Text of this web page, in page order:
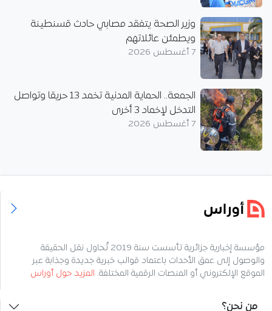
وزير الصحة يتفقد مصابي حادث قسنطينة
ويطمئن عائلاتهم
7 أغسطس 2026
الجمعة.. الحماية المدنية تخمد 13 حريقا وتواصل
التدخل لإخماد 3 أخرى
7 أغسطس 2026
مؤسسة إخبارية جزائرية تأسست سنة 2019 تُحاول نقل الحقيقة
والوصول إلى عمق الأحداث باعتماد قوالب خبرية جديدة وجذابة عبر
الموقع الإلكتروني أو المنصات الرقمية المختلفة. المزيد حول أوراس
من نحن؟